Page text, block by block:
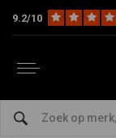
9.2/10
The Garage